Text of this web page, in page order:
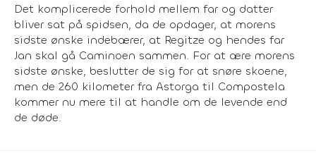
Det komplicerede forhold mellem far og datter
bliver sat på spidsen, da de opdager, at morens
sidste ønske indebærer, at Regitze og hendes far
Jan skal gå Caminoen sammen. For at ære morens
sidste ønske, beslutter de sig for at snøre skoene,
men de 260 kilometer fra Astorga til Compostela
kommer nu mere til at handle om de levende end
de døde.